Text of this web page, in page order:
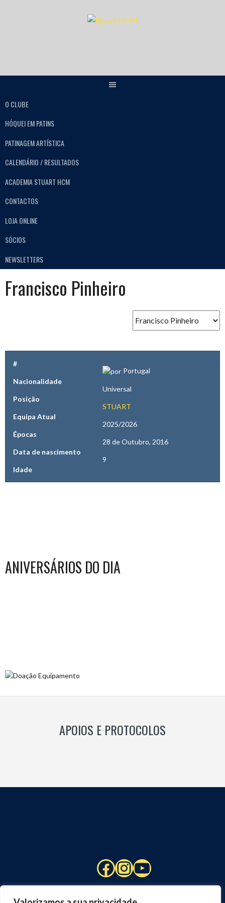
O CLUBE
HÓQUEI EM PATINS
PATINAGEM ARTÍSTICA
CALENDÁRIO / RESULTADOS
ACADEMIA STUART HCM
CONTACTOS
LOJA ONLINE
SÓCIOS
NEWSLETTERS
Francisco Pinheiro
#
Nacionalidade
Portugal
Posição
Universal
Equipa Atual
STUART
Épocas
2025/2026
Data de nascimento
28 de Outubro, 2016
Idade
9
ANIVERSÁRIOS DO DIA
APOIOS E PROTOCOLOS
Facebook
Instagram
YouTube